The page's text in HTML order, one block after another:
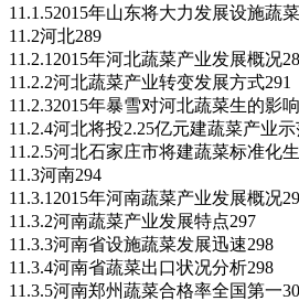
11.1.52015年山东将大力发展设施蔬
11.2河北289
11.2.12015年河北蔬菜产业发展概况
11.2.2河北蔬菜产业转变发展方式291
11.2.32015年暴雪对河北蔬菜生的影
11.2.4河北将投2.25亿元建蔬菜产业
11.2.5河北石家庄市将建蔬菜标准化
11.3河南294
11.3.12015年河南蔬菜产业发展概况
11.3.2河南蔬菜产业发展特点297
11.3.3河南省设施蔬菜发展迅速298
11.3.4河南省蔬菜出口状况分析298
11.3.5河南郑州蔬菜合格率全国第一